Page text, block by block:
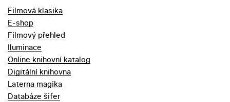
Filmová klasika
E-shop
Filmový přehled
Iluminace
Online knihovní katalog
Digitální knihovna
Laterna magika
Databáze šifer